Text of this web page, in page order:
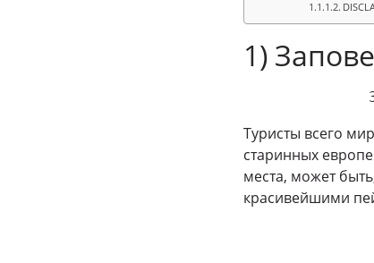
1)
Туристы всего
старинных
места, может
красивейшими